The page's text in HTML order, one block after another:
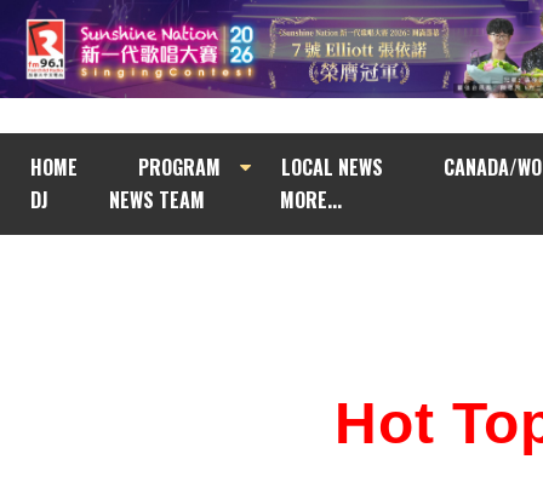
HOME PROGRAM LOCAL NEWS
CANADA/
DJ
NEWS TEAM MORE...
Hot